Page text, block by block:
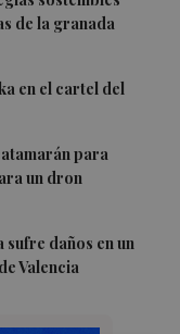
de la granada
en el cartel del
para
un dron
sufre daños en un
Valencia